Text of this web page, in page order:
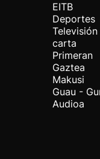
EITB
Deportes
Televisión
carta
Primeran
Gaztea
Makusi
Guau -
Audioa